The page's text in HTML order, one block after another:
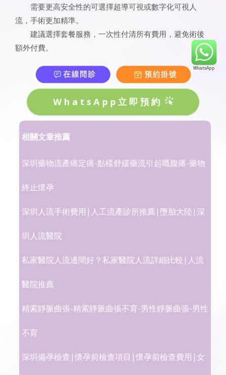
需要更高安全性的可選擇超導可視或數字化可視人
流，手術更加精準。
建議選擇套餐服務，一次性付清所有費用，避免術後
額外付費。
WhatsApp立即預約
相關文章推薦
深圳藥物流產痛定痛-點樣舒緩藥流引起嘅腹痛-藥物
終止懷孕
深圳人流手術費用|人工流產診所推薦|墮胎大陸|深
圳人流醫院
私家醫院人流邊間好？私家醫院人流詳細比較|人流
醫院推薦
精索靜脈曲張-精索靜脈曲張不育-男性靜脈曲張-男性
不育
深圳備孕檢查|懷孕前檢查項目|懷孕前檢查費用|女